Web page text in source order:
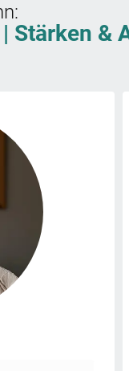
:
Stärken &